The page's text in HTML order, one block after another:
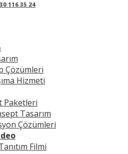
116 35 24
Çözümleri
Hizmeti
Paketleri
Tasarım
Çözümleri
Filmi